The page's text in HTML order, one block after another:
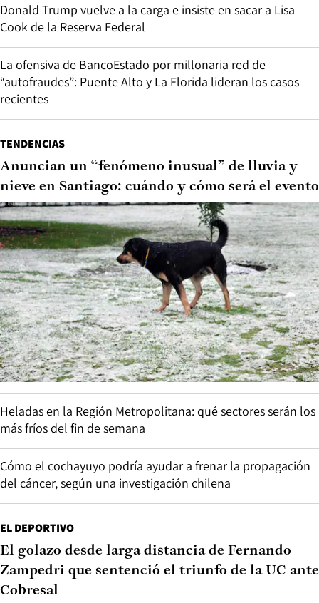
Donald Trump vuelve a la carga e insiste en sacar a Lisa
Cook de la Reserva Federal
La ofensiva de BancoEstado por millonaria red de
“autofraudes”: Puente Alto y La Florida lideran los casos
recientes
TENDENCIAS
Anuncian un “fenómeno inusual” de lluvia y
nieve en Santiago: cuándo y cómo será el evento
Heladas en la Región Metropolitana: qué sectores serán los
más fríos del fin de semana
Cómo el cochayuyo podría ayudar a frenar la propagación
del cáncer, según una investigación chilena
EL DEPORTIVO
El golazo desde larga distancia de Fernando
Zampedri que sentenció el triunfo de la UC ante
Cobresal